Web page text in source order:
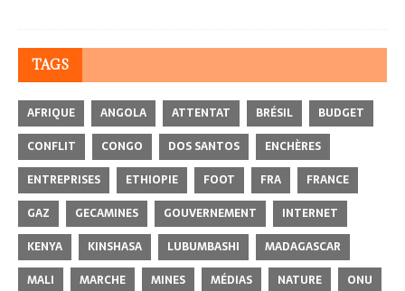
TAGS
AFRIQUE ANGOLA ATTENTAT BRÉSIL
BUDGET
CONFLIT
CONGO DOS SANTOS
ENCHÈRES
ENTREPRISES
ETHIOPIE FOOT FRA
FRANCE
GAZ
GECAMINES GOUVERNEMENT
INTERNET
KENYA
KINSHASA LUBUMBASHI
MADAGASCAR
MALI
MARCHE MINES MÉDIAS NATURE ONU